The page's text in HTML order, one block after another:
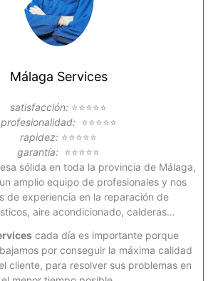
Málaga Services
satisfacción: ⭐⭐⭐⭐⭐
profesionalidad: ⭐⭐⭐⭐⭐
rapidez: ⭐⭐⭐⭐⭐
garantía: ⭐⭐⭐⭐⭐
sólida en toda la provincia de Málaga,
amplio equipo de profesionales y nos
de experiencia en la reparación de
aire acondicionado, calderas…
cada día es importante porque
por conseguir la máxima calidad
cliente, para resolver sus problemas en